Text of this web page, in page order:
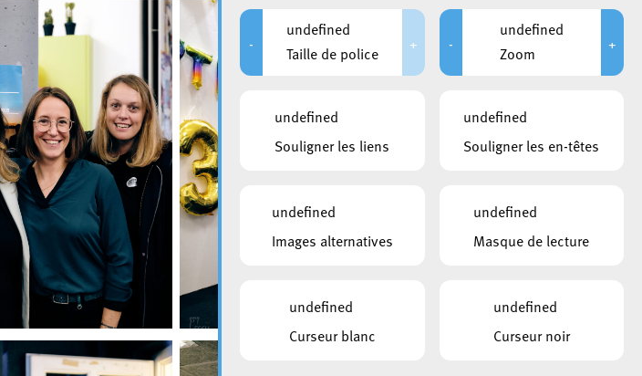
-
undefined
Taille de police
+ -
undefined
Zoom
+
undefined
Souligner les liens
undefined
Souligner les en-têtes
undefined
Images alternatives
undefined
Masque de lecture
undefined
Curseur blanc
undefined
Curseur noir